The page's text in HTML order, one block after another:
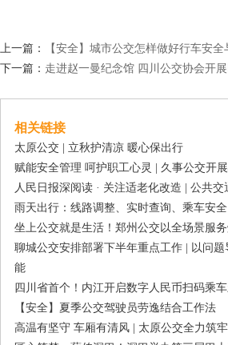
上一篇：
【安全】城市公交怎样做好行车安
下一篇： 走进赵一曼纪念馆 四川公交协会开
相关链接
太原公交 | 立秋护清凉 暖心保出行
赋能安全管理 呵护职工心灵 | 久事公交开
人民日报深阅读 · 关注适老化改造 | 公共
雨天出行：线路调整、实时查询、乘车安
坐上公交就是生活！郑州公交以全场景服
聊城公交安排部署下半年重点工作 | 以问
能
四川省首个！内江开启数字人民币扫码乘
【安全】夏季公交驾驶员劳逸结合工作法
高温有坚守 车厢有清风 | 太原公交全力筑